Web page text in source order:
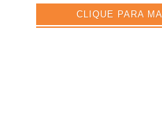
CLIQUE PARA